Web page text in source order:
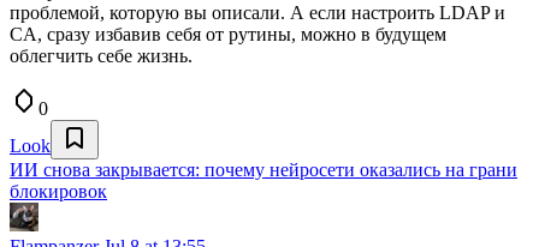
проблемой, которую вы описали. А если настроить LDAP и
CA, сразу избавив себя от рутины, можно в будущем
облегчить себе жизнь.
0
Look
ИИ снова закрывается: почему нейросети оказались на грани
блокировок